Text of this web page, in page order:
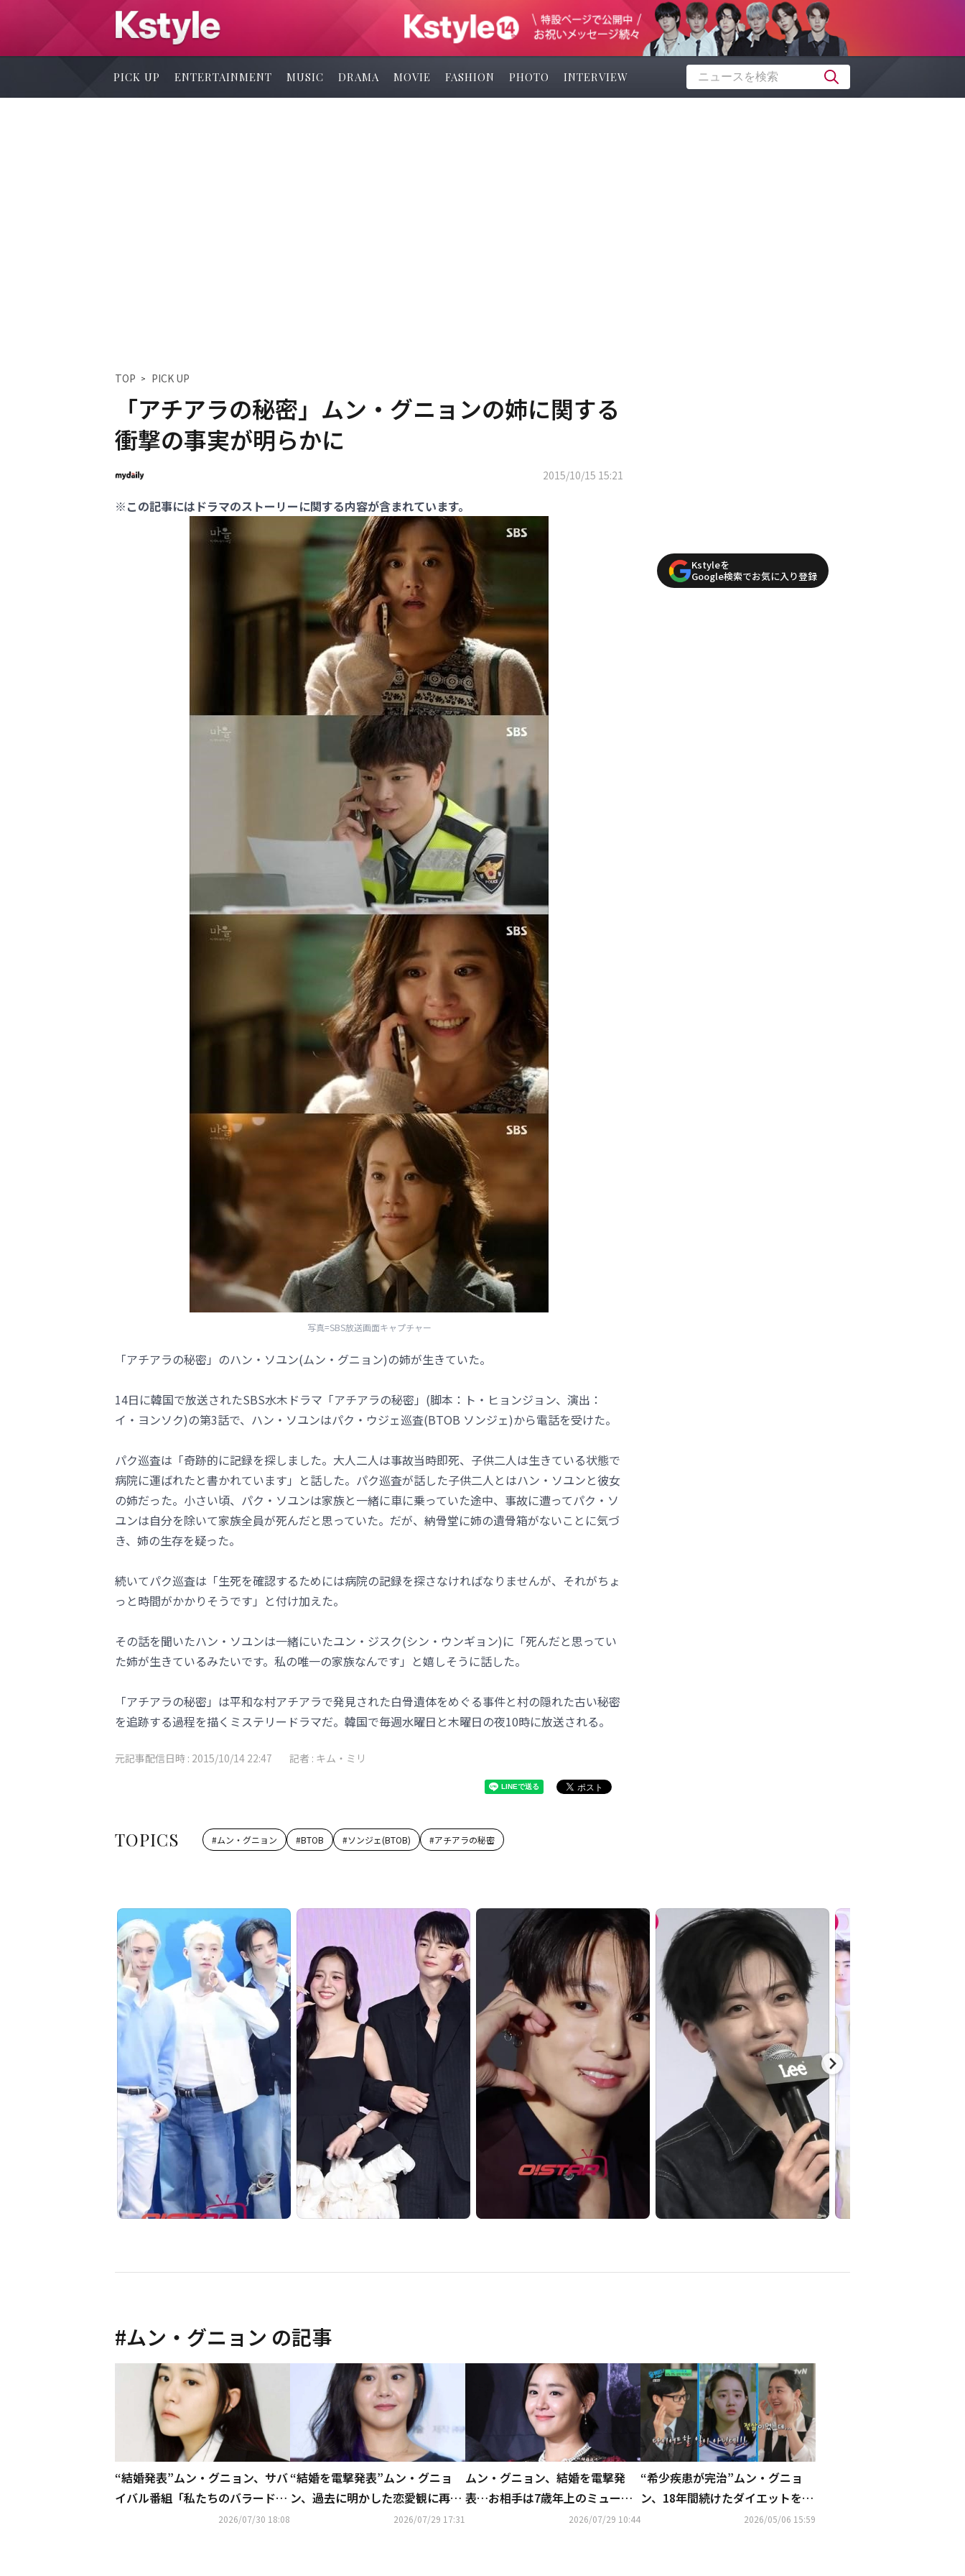
PICK UP ENTERTAINMENT MUSIC DRAMA MOVIE FASHION PHOTO INTERVIEW
TOP PICK UP
「アチアラの秘密」ムン・グニョンの姉に関する
衝撃の事実が明らかに
2015/10/15 15:21
※この記事にはドラマのストーリーに関する内容が含まれています。
写真=SBS放送画面キャプチャー
「アチアラの秘密」のハン・ソユン(ムン・グニョン)の姉が生きていた。
14日に韓国で放送されたSBS水木ドラマ「アチアラの秘密」(脚本：ト・ヒョンジョン、演出：
イ・ヨンソク)の第3話で、ハン・ソユンはパク・ウジェ巡査(BTOB ソンジェ)から電話を受けた。
パク巡査は「奇跡的に記録を探しました。大人二人は事故当時即死、子供二人は生きている状態で
病院に運ばれたと書かれています」と話した。パク巡査が話した子供二人とはハン・ソユンと彼女
の姉だった。小さい頃、パク・ソユンは家族と一緒に車に乗っていた途中、事故に遭ってパク・ソ
ユンは自分を除いて家族全員が死んだと思っていた。だが、納骨堂に姉の遺骨箱がないことに気づ
き、姉の生存を疑った。
続いてパク巡査は「生死を確認するためには病院の記録を探さなければなりませんが、それがちょ
っと時間がかかりそうです」と付け加えた。
その話を聞いたハン・ソユンは一緒にいたユン・ジスク(シン・ウンギョン)に「死んだと思ってい
た姉が生きているみたいです。私の唯一の家族なんです」と嬉しそうに話した。
「アチアラの秘密」は平和な村アチアラで発見された白骨遺体をめぐる事件と村の隠れた古い秘密
を追跡する過程を描くミステリードラマだ。韓国で毎週水曜日と木曜日の夜10時に放送される。
元記事配信日時 : 2015/10/14 22:47 記者 : キム・ミリ
TOPICS #ムン・グニョン #BTOB #ソンジェ(BTOB) #アチアラの秘密
Kstyleを
Google検索でお気に入り登録
#ムン・グニョン の記事
“結婚発表”ムン・グニョン、サバ
イバル番組「私たちのバラード
2026/07/30 18:08
“結婚を電撃発表”ムン・グニョ
ン、過去に明かした恋愛観に再注
目「相手が望むなら仕事もやめ
2026/07/29 17:31
ムン・グニョン、結婚を電撃発
表…お相手は7歳年上のミュージ
2026/07/29 10:44
“希少疾患が完治”ムン・グニョ
ン、18年間続けたダイエットをや
めた経緯を明かす「食べたい物を
2026/05/06 15:59